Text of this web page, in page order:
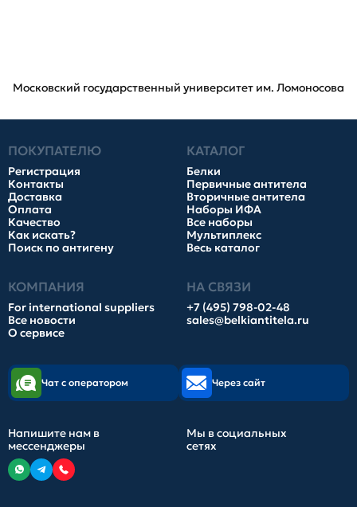
Московский государственный университет им. Ломоносова
ПОКУПАТЕЛЮ
Регистрация
Контакты
Доставка
Оплата
Качество
Как искать?
Поиск по антигену
КАТАЛОГ
Белки
Первичные антитела
Вторичные антитела
Наборы ИФА
Все наборы
Мультиплекс
Весь каталог
КОМПАНИЯ
For international suppliers
Все новости
О сервисе
НА СВЯЗИ
+7 (495) 798-02-48
sales@belkiantitela.ru
Чат с оператором Через сайт
Напишите нам в
мессенджеры
Мы в социальных
сетях